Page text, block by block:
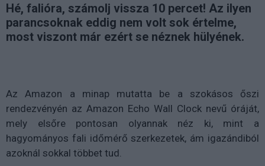
Hé, falióra, számolj vissza 10 percet! Az ilyen
parancsoknak eddig nem volt sok értelme,
most viszont már ezért se néznek hülyének.
Az Amazon a minap mutatta be a szokásos őszi
rendezvényén az Amazon Echo Wall Clock nevű óráját,
mely elsőre pontosan olyannak néz ki, mint a
hagyományos fali időmérő szerkezetek, ám igazándiból
azoknál sokkal többet tud.